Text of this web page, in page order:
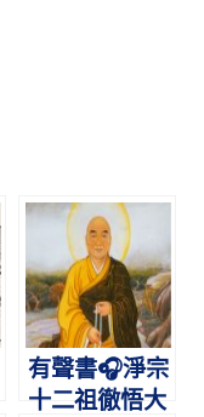
有聲書🎧淨宗
十二祖徹悟大